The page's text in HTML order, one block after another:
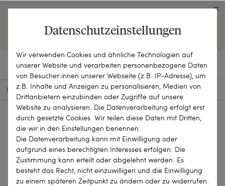
OPEN ENGLISH WEBSITE
HOME SCHMUCKSTÜCKE BROSCHEN & NADELN 26-0319
Datenschutzeinstellungen
Wir verwenden Cookies und ähnliche Technologien auf
unserer Website und verarbeiten personenbezogene Daten
von Besucher:innen unserer Webseite (z.B. IP-Adresse), um
z.B. Inhalte und Anzeigen zu personalisieren, Medien von
Drittanbietern einzubinden oder Zugriffe auf unsere
Website zu analysieren. Die Datenverarbeitung erfolgt erst
durch gesetzte Cookies. Wir teilen diese Daten mit Dritten,
die wir in den Einstellungen benennen.
Die Datenverarbeitung kann mit Einwilligung oder
aufgrund eines berechtigten Interesses erfolgen. Die
Zustimmung kann erteilt oder abgelehnt werden. Es
besteht das Recht, nicht einzuwilligen und die Einwilligung
zu einem späteren Zeitpunkt zu ändern oder zu widerrufen.